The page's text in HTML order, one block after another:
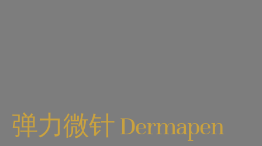
弹力微针 Dermapen